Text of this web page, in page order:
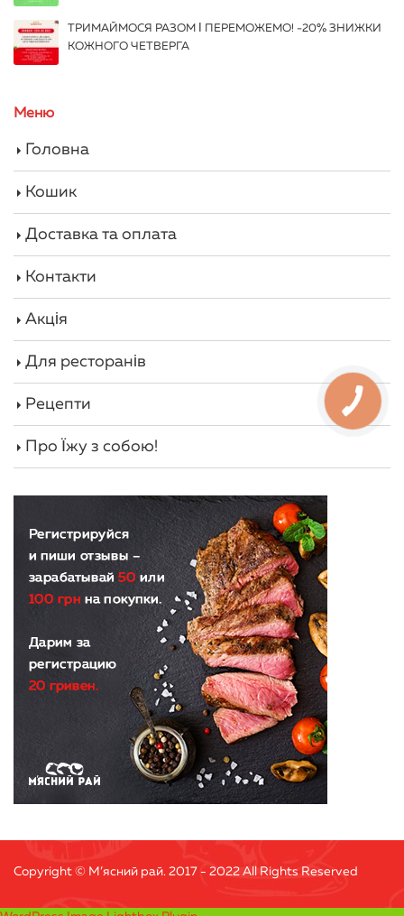
ТРИМАЙМОСЯ РАЗОМ І ПЕРЕМОЖЕМО! -20% ЗНИЖКИ
КОЖНОГО ЧЕТВЕРГА
Меню
Головна
Кошик
Доставка та оплата
Контакти
Акція
Для ресторанів
Рецепти
Про Їжу з собою!
Copyright © М’ясний рай. 2017 - 2022 All Rights Reserved